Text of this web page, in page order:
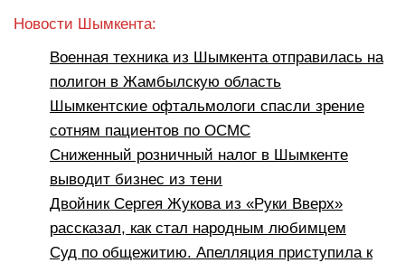
Новости Шымкента:
Военная техника из Шымкента отправилась на
полигон в Жамбылскую область
Шымкентские офтальмологи спасли зрение
сотням пациентов по ОСМС
Сниженный розничный налог в Шымкенте
выводит бизнес из тени
Двойник Сергея Жукова из «Руки Вверх»
рассказал, как стал народным любимцем
Суд по общежитию. Апелляция приступила к